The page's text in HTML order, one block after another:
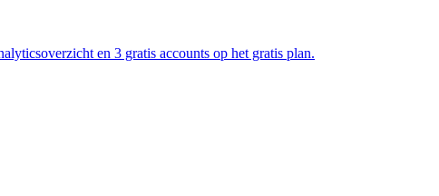
en 3 gratis accounts op het gratis plan.